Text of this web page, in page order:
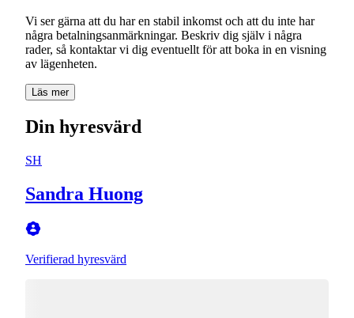
Vi ser gärna att du har en stabil inkomst och att du inte har
några betalningsanmärkningar. Beskriv dig själv i några
rader, så kontaktar vi dig eventuellt för att boka in en visning
av lägenheten.
Läs mer
Din hyresvärd
SH
Sandra Huong
Verifierad hyresvärd